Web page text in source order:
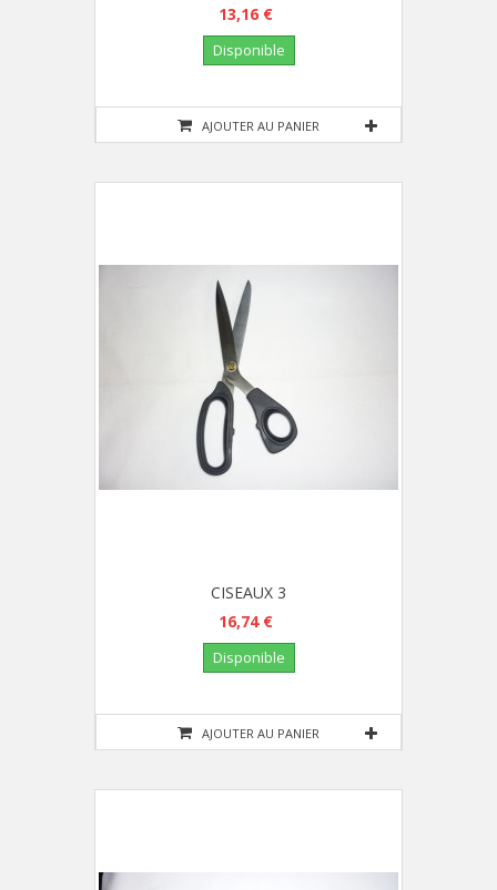
AJOUTER AU PANIER
13,16 €
Disponible
AJOUTER AU PANIER
CISEAUX 3
16,74 €
Disponible